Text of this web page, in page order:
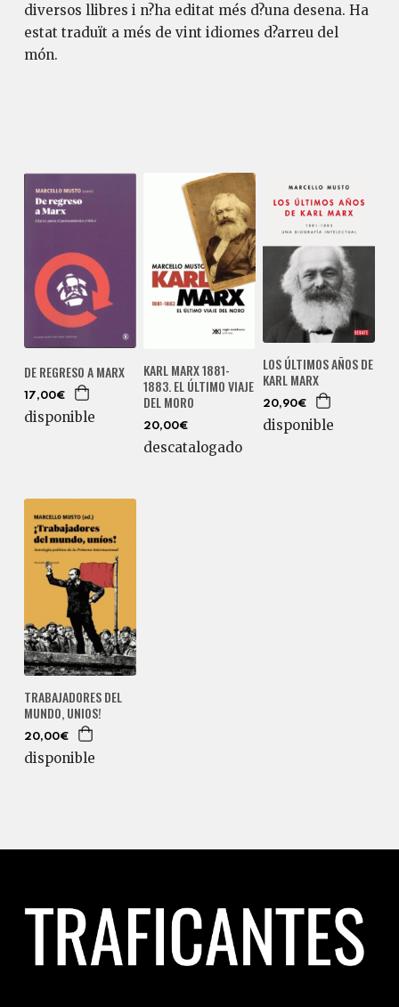
diversos llibres i n?ha editat més d?una desena. Ha
estat traduït a més de vint idiomes d?arreu del
món.
DE REGRESO A MARX
17,00€
disponible
KARL MARX 1881-
1883. EL ÚLTIMO VIAJE
DEL MORO
20,00€
descatalogado
LOS ÚLTIMOS AÑOS DE
KARL MARX
20,90€
disponible
TRABAJADORES DEL
MUNDO, UNIOS!
20,00€
disponible